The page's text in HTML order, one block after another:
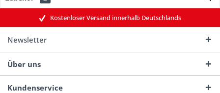
Kostenloser Versand innerhalb Deutschlands
Newsletter
Über uns
Kundenservice